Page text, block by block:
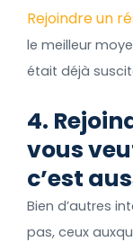
Rejoindre un
le meilleur
était déjà
4.
vous
c’est
Bien d’autres
pas, ceux